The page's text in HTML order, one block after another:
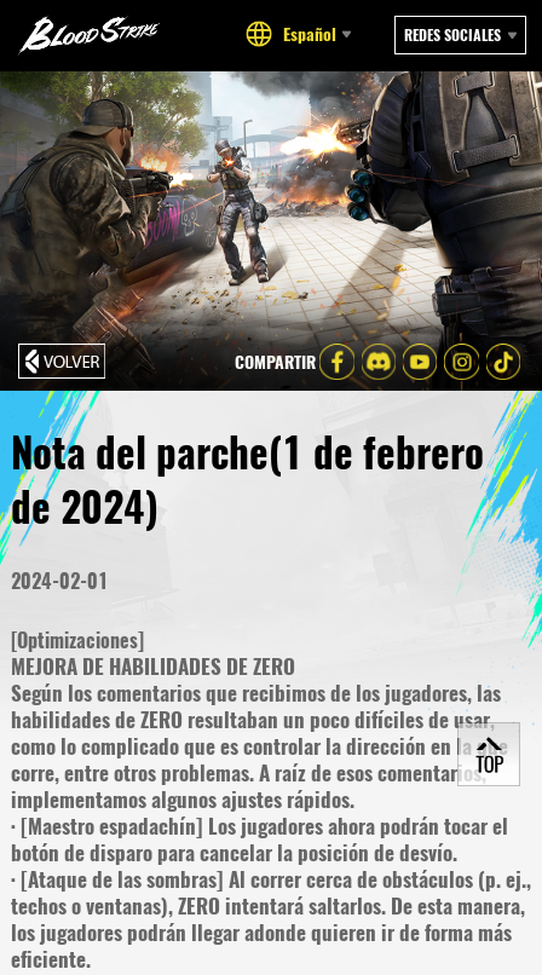
Español REDES SOCIALES
COMPARTIR
Nota del parche(1 de febrero
de 2024)
2024-02-01
[Optimizaciones]
MEJORA DE HABILIDADES DE ZERO
Según los comentarios que recibimos de los jugadores, las
habilidades de ZERO resultaban un poco difíciles de usar,
como lo complicado que es controlar la dirección en la que
corre, entre otros problemas. A raíz de esos comentarios,
implementamos algunos ajustes rápidos.
· [Maestro espadachín] Los jugadores ahora podrán tocar el
botón de disparo para cancelar la posición de desvío.
· [Ataque de las sombras] Al correr cerca de obstáculos (p. ej.,
techos o ventanas), ZERO intentará saltarlos. De esta manera,
los jugadores podrán llegar adonde quieren ir de forma más
eficiente.